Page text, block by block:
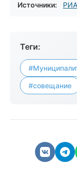
Источники:
Теги:
#совещание